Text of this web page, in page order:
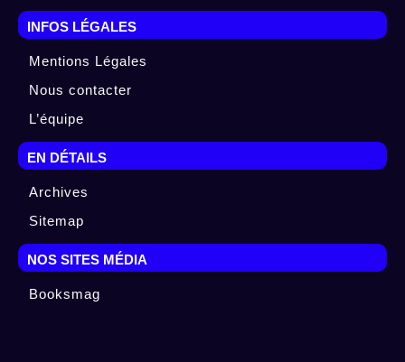
INFOS LÉGALES
Mentions Légales
Nous contacter
L’équipe
EN DÉTAILS
Archives
Sitemap
NOS SITES MÉDIA
Booksmag